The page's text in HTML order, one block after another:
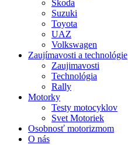
Škoda
Suzuki
Toyota
UAZ
Volkswagen
Zaujímavosti a technológie
Zaujimavosti
Technológia
Rally
Motorky
Testy motocyklov
Svet Motoriek
Osobnosť motorizmom
O nás